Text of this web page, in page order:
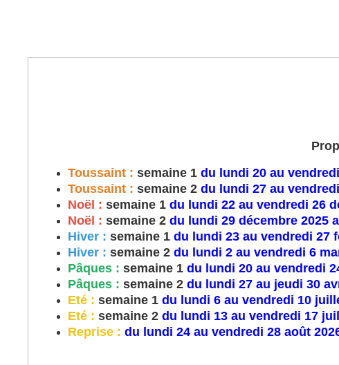
Toussaint : semaine 1 du lundi 20 au
Toussaint : semaine 2 du lundi 27 au
Noël : semaine 1 du lundi 22 au vendredi 26
Noël : semaine 2 du lundi 29 décembre 2025
Hiver : semaine 1 du lundi 23 au vendredi 27
Hiver : semaine 2 du lundi 2 au vendredi 6
Pâques : semaine 1 du lundi 20 au vendredi
Pâques : semaine 2 du lundi 27 au jeudi 30
Eté : semaine 1 du lundi 6 au vendredi 10
Eté : semaine 2 du lundi 13 au vendredi 17
Reprise : du lundi 24 au vendredi 28 août